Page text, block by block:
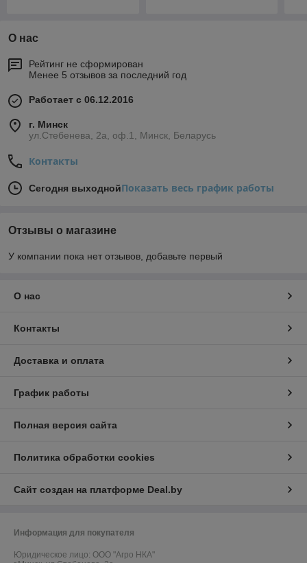
О нас
Рейтинг не сформирован
Менее 5 отзывов за последний год
Работает с 06.12.2016
г. Минск
ул.Стебенева, 2а, оф.1, Минск, Беларусь
Контакты
Сегодня выходнойПоказать весь график работы
Отзывы о магазине
У компании пока нет отзывов, добавьте первый
О нас
Контакты
Доставка и оплата
График работы
Полная версия сайта
Политика обработки cookies
Сайт создан на платформе Deal.by
Информация для покупателя
Юридическое лицо: ООО "Агро НКА"